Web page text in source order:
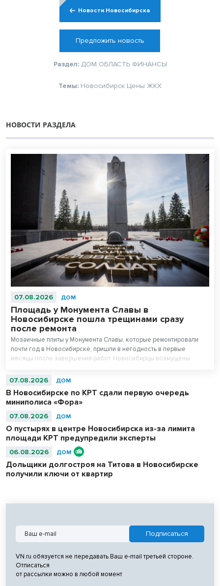
Новости Новосибирска
Предложить новость
Раздел: ДОМ ОБЛАСТЬ ФИНАНСЫ
Темы: Новосибирск Цены ЖКХ
НОВОСТИ РАЗДЕЛА
07.08.2026 ДОМ
Площадь у Монумента Славы в
Новосибирске пошла трещинами сразу
после ремонта
Мозаичные плиты у Монумента Славы, которые ремонтировали
почти год в Новосибирске, пришли в негодность в первые
месяцы после завершения работ. Новосибирцы возмущены
07.08.2026 ДОМ
В Новосибирске по КРТ сдали первую очередь
миниполиса «Фора»
07.08.2026 ДОМ
О пустырях в центре Новосибирска из-за лимита
площади КРТ предупредили эксперты
06.08.2026 ДОМ
Дольщики долгостроя на Титова в Новосибирске
получили ключи от квартир
VN.ru обязуется не передавать Ваш e-mail третьей стороне.
Отписаться
от рассылки можно в любой момент